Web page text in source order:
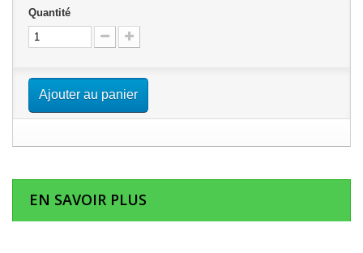
Quantité
Ajouter au panier
EN SAVOIR PLUS